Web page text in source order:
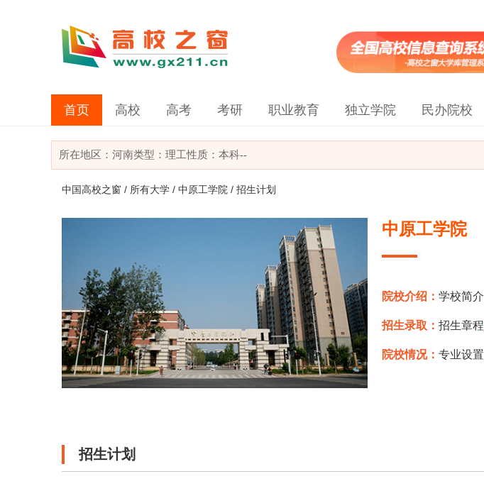
首页 高校 高考 考研 职业教育 独立学院 民办院校
所在地区： 河南类型： 理工性质：本科--
中国高校之窗 / 所有大学 / 中原工学院 / 招生计划
中原工学院
院校介绍：学校简介
招生录取：招生章程
院校情况：专业设置
招生计划